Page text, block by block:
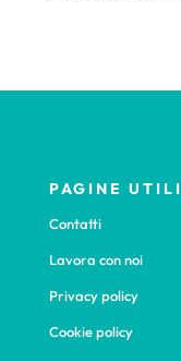
PAGINE UTILI
Contatti
Lavora con noi
Privacy policy
Cookie policy